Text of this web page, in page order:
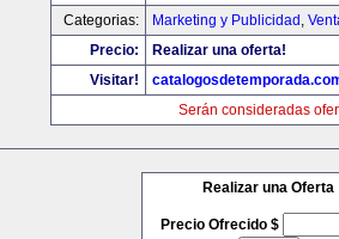
Categorias:
Marketing y Publicidad ,
Precio:
Realizar una oferta!
Visitar!
Serán consideradas
Realizar una Oferta
Precio Ofrecido $